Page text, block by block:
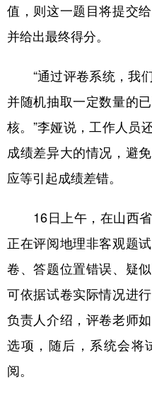
值，则这一题目将提交
并给出最终得分。
“通过评卷系统，我们
并随机抽取一定数量的
核。”李娅说，工作人员
成绩差异大的情况，避
应等引起成绩差错。
16日上午，在山西省
正在评阅地理非客观题
卷、答题位置错误、疑
可依据试卷实际情况进
负责人介绍，评卷老师
选项，随后，系统会将
阅。